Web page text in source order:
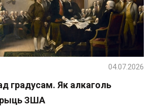
градусам. Як алкаголь
ЗША
04.07.2026